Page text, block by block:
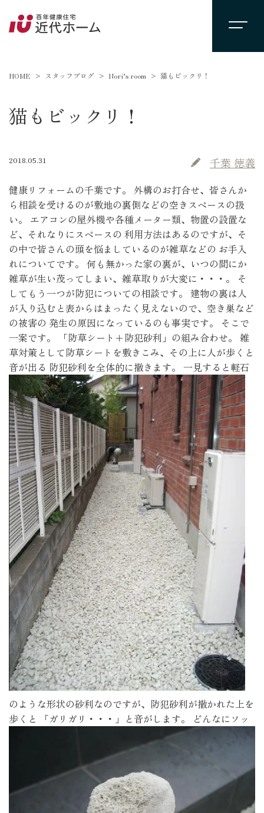
HOME スタッフブログ Nori’s room 猫もビックリ！
猫もビックリ！
2018.05.31 千葉 徳義
健康リフォームの千葉です。 外構のお打合せ、皆さんか
ら相談を受けるのが敷地の裏側などの空きスペースの扱
い。 エアコンの屋外機や各種メーター類、物置の設置な
ど、それなりにスペースの 利用方法はあるのですが、そ
の中で皆さんの頭を悩ましているのが雑草などの お手入
れについてです。 何も無かった家の裏が、いつの間にか
雑草が生い茂ってしまい、雑草取りが大変に・・・。 そ
してもう一つが防犯についての相談です。 建物の裏は人
が入り込むと表からはまったく見えないので、空き巣など
の被害の 発生の原因になっているのも事実です。 そこで
一案です。 「防草シート＋防犯砂利」の組み合わせ。 雑
草対策として防草シートを敷きこみ、その上に人が歩くと
音が出る 防犯砂利を全体的に撒きます。 一見すると軽石
のような形状の砂利なのですが、防犯砂利が撒かれた上を
歩くと 「ガリガリ・・・」と音がします。
どんなにソッ